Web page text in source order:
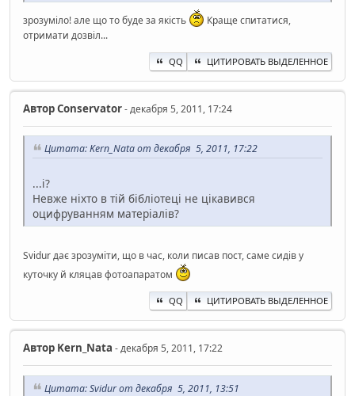
зрозуміло! але що то буде за якість
Краще спитатися,
отримати дозвіл...
QQ ЦИТИРОВАТЬ ВЫДЕЛЕННОЕ
АвторConservator- декабря 5, 2011, 17:24
Цитата: Kern_Nata от декабря 5, 2011, 17:22
...і?
Невже ніхто в тій бібліотеці не цікавився
оцифруванням матеріалів?
Svidur дає зрозуміти, що в час, коли писав пост, саме сидів у
куточку й кляцав фотоапаратом
QQ ЦИТИРОВАТЬ ВЫДЕЛЕННОЕ
Автор Kern_Nata - декабря 5, 2011, 17:22
Цитата: Svidur от декабря 5, 2011, 13:51